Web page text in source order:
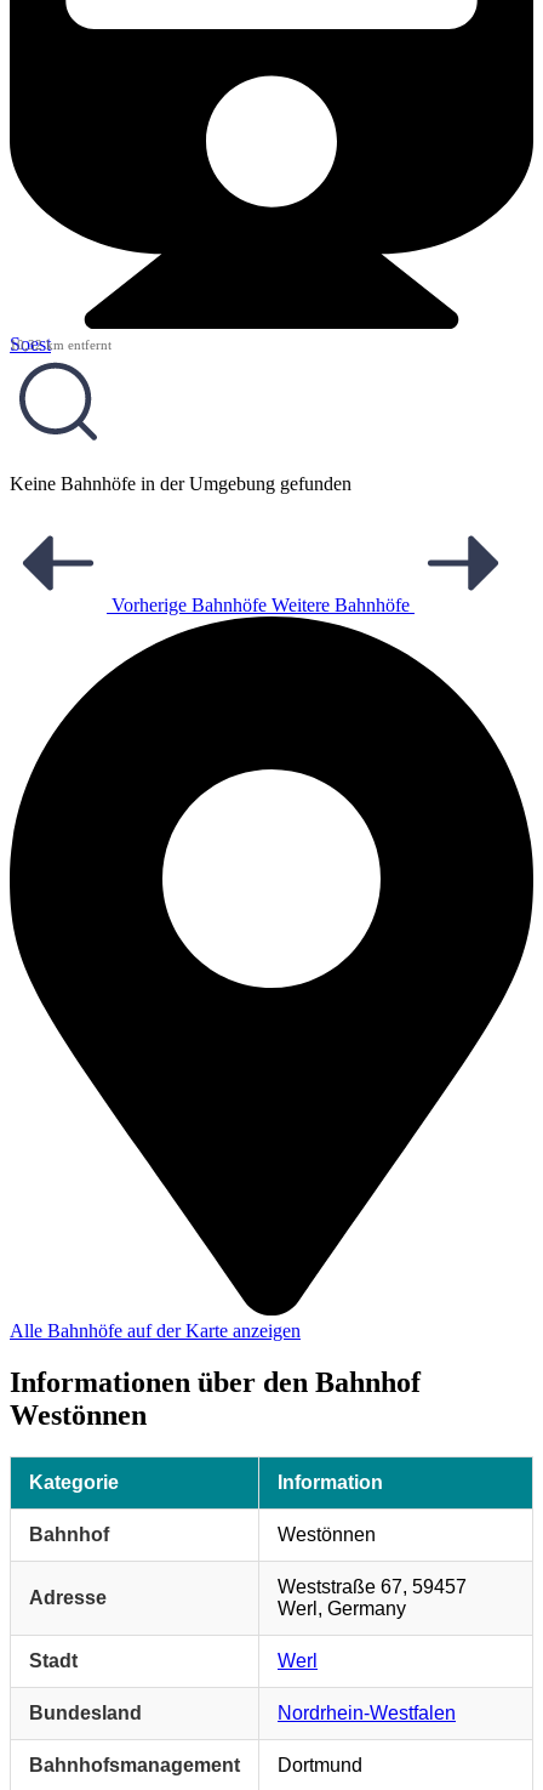
Soest
10,32 km entfernt
Keine Bahnhöfe in der Umgebung gefunden
Vorherige Bahnhöfe Weitere Bahnhöfe
Alle Bahnhöfe auf der Karte anzeigen
Informationen über den Bahnhof
Westönnen
Kategorie Information
Bahnhof Westönnen
Adresse
Weststraße 67, 59457
Werl, Germany
Stadt Werl
Bundesland Nordrhein-Westfalen
Bahnhofsmanagement Dortmund